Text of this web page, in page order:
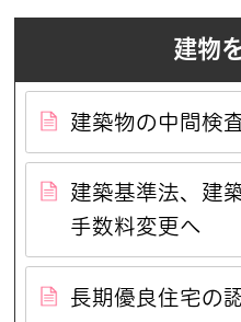
建物
建築物の中間検
建築基準法、建
手数料変更へ
長期優良住宅の